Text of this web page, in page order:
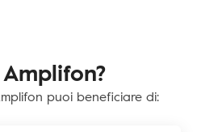
puoi beneficiare di: